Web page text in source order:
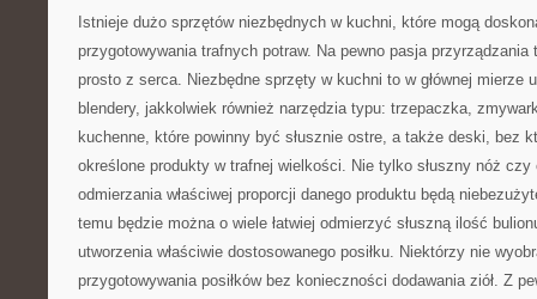
Istnieje dużo sprzętów niezbędnych w kuchni, które mogą
przygotowywania trafnych potraw. Na pewno pasja
prosto z serca. Niezbędne sprzęty w kuchni to w głównej mierze
blendery, jakkolwiek również narzędzia typu: trzepaczka,
kuchenne, które powinny być słusznie ostre, a także deski, bez
określone produkty w trafnej wielkości. Nie tylko słuszny nóż
odmierzania właściwej proporcji danego produktu będą
temu będzie można o wiele łatwiej odmierzyć słuszną ilość
utworzenia właściwie dostosowanego posiłku. Niektórzy nie
przygotowywania posiłków bez konieczności dodawania ziół. Z